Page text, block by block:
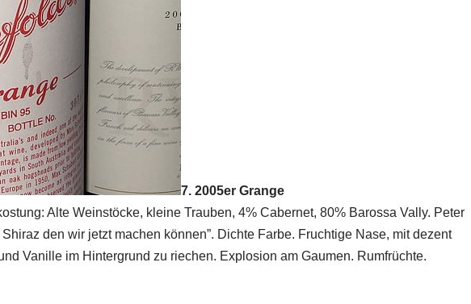
7. 2005er Grange
Alte Weinstöcke, kleine Trauben, 4% Cabernet, 80% Barossa Vally. Peter
den wir jetzt machen können”. Dichte Farbe. Fruchtige Nase, mit dezent
Vanille im Hintergrund zu riechen. Explosion am Gaumen. Rumfrüchte.